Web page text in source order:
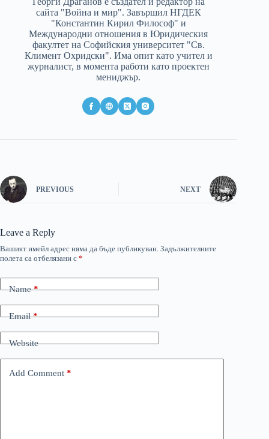
сайта "Война и мир". Завършил НГДЕК
"Константин Кирил Философ" и
Международни отношения в Юридическия
факултет на Софийския университет "Св.
Климент Охридски". Има опит като учител и
журналист, в момента работи като проектен
мениджър.
PREVIOUS NEXT
Leave a Reply
Вашият имейл адрес няма да бъде публикуван. Задължителните
полета са отбелязани с *
Name*
Email*
Website
Add Comment *